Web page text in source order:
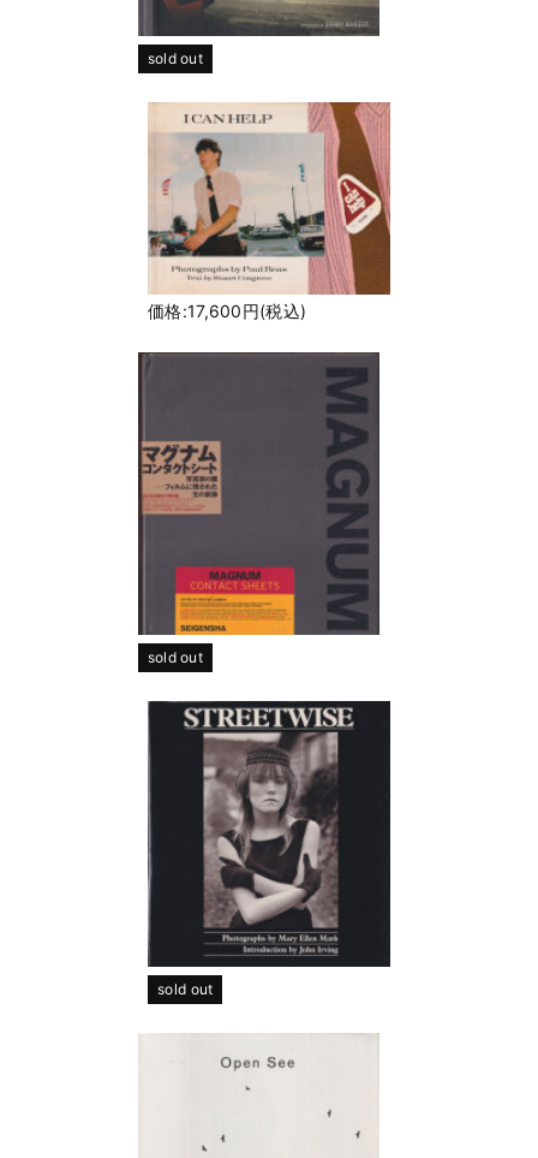
sold out
価格:17,600円(税込)
sold out
sold out